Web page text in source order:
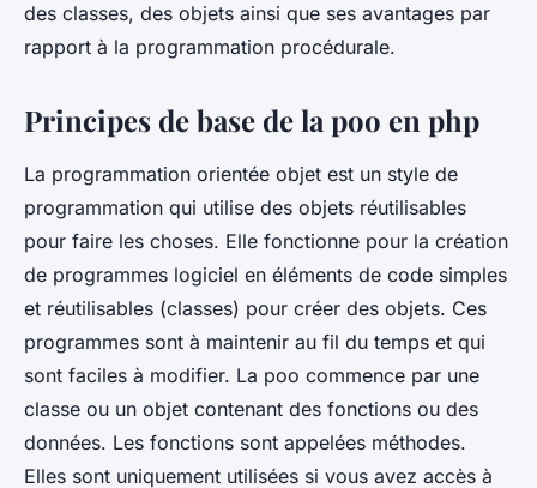
des classes, des objets ainsi que ses avantages par
rapport à la programmation procédurale.
Principes de base de la poo en php
La programmation orientée objet est un style de
programmation qui utilise des objets réutilisables
pour faire les choses. Elle fonctionne pour la création
de programmes logiciel en éléments de code simples
et réutilisables (classes) pour créer des objets. Ces
programmes sont à maintenir au fil du temps et qui
sont faciles à modifier. La poo commence par une
classe ou un objet contenant des fonctions ou des
données. Les fonctions sont appelées méthodes.
Elles sont uniquement utilisées si vous avez accès à